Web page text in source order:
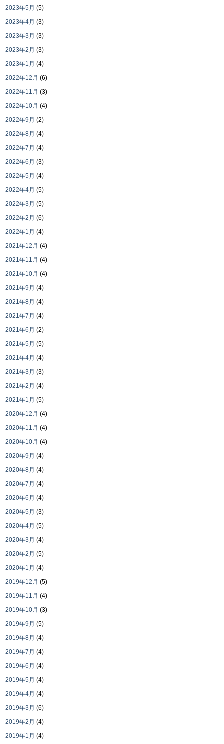
2023年5月 (5)
2023年4月 (3)
2023年3月 (3)
2023年2月 (3)
2023年1月 (4)
2022年12月 (6)
2022年11月 (3)
2022年10月 (4)
2022年9月 (2)
2022年8月 (4)
2022年7月 (4)
2022年6月 (3)
2022年5月 (4)
2022年4月 (5)
2022年3月 (5)
2022年2月 (6)
2022年1月 (4)
2021年12月 (4)
2021年11月 (4)
2021年10月 (4)
2021年9月 (4)
2021年8月 (4)
2021年7月 (4)
2021年6月 (2)
2021年5月 (5)
2021年4月 (4)
2021年3月 (3)
2021年2月 (4)
2021年1月 (5)
2020年12月 (4)
2020年11月 (4)
2020年10月 (4)
2020年9月 (4)
2020年8月 (4)
2020年7月 (4)
2020年6月 (4)
2020年5月 (3)
2020年4月 (5)
2020年3月 (4)
2020年2月 (5)
2020年1月 (4)
2019年12月 (5)
2019年11月 (4)
2019年10月 (3)
2019年9月 (5)
2019年8月 (4)
2019年7月 (4)
2019年6月 (4)
2019年5月 (4)
2019年4月 (4)
2019年3月 (6)
2019年2月 (4)
2019年1月 (4)